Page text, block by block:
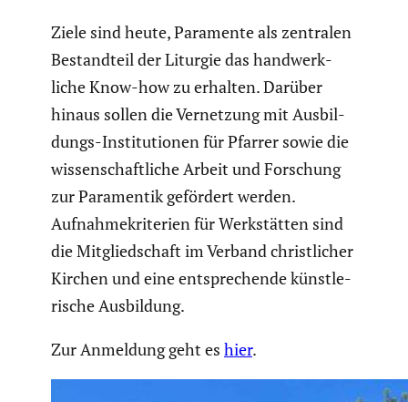
Ziele sind heute, Paramente als zentralen
Bestand­teil der Liturgie das handwerk­
liche Know-how zu erhalten. Darüber
hinaus sollen die Vernet­zung mit Ausbil­
dungs-Insti­tu­tionen für Pfarrer sowie die
wissen­schaft­liche Arbeit und Forschung
zur Paramentik gefördert werden.
Aufnah­me­kri­te­rien für Werkstätten sind
die Mitglied­schaft im Verband christ­li­cher
Kirchen und eine entspre­chende künst­le­
ri­sche Ausbil­dung.
Zur Anmeldung geht es hier.